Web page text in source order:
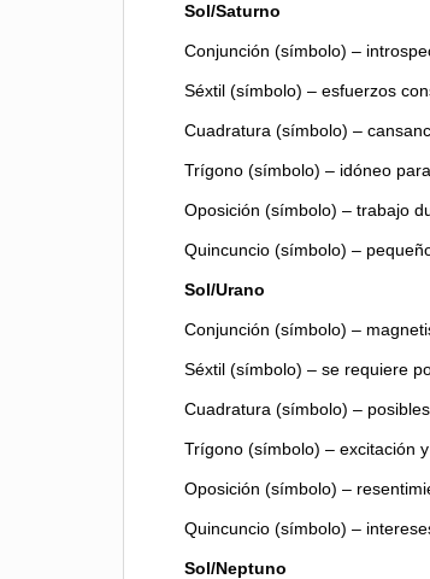
Sol/Saturno
Conjunción (símbolo) –
Séxtil (símbolo) – esfuerzos
Cuadratura (símbolo) –
Trígono (símbolo) – idóneo
Oposición (símbolo) – trabajo
Quincuncio (símbolo) –
Sol/Urano
Conjunción (símbolo) –
Séxtil (símbolo) – se requiere
Cuadratura (símbolo) –
Trígono (símbolo) – excitación
Oposición (símbolo) –
Quincuncio (símbolo) –
Sol/Neptuno